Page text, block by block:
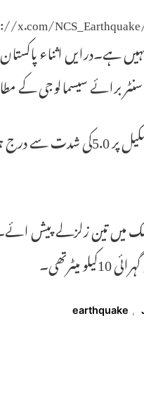
x.com/
ہے۔درایں اثناء
جھٹکا3:16بجے صبح آیا جس کی
میں تین زلزلے پیش
earthquake ,